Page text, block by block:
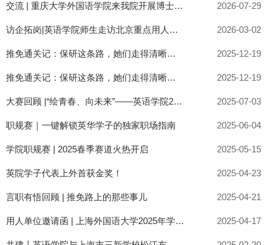
交流 | 重庆大学外国语学院来我院开展博士招聘宣讲与人才培养交流 2026-07-29
访企拓岗|英语学院师生走访北京重点用人单位 2026-03-02
推免通关记：保研这条路，她们走得清晰又从容 2025-12-19
推免通关记：保研这条路，她们走得清晰又从容 2025-12-19
大赛回顾 |“绘青春、向未来”——英语学院2025年春季职业规划大赛顺利落幕 2025-07-03
职规赛｜一键解锁英华学子的独家职场指南 2025-06-04
学院职规赛 | 2025春季赛道火热开启 2025-05-15
英院学子代表上外首获金奖！ 2025-04-23
言职有悟回顾 | 推免路上的那些事儿 2025-04-21
用人单位邀请函 | 上海外国语大学2025年学生就业、实习英语专场双选会 2025-04-17